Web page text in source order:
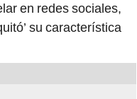
en redes sociales,
su característica